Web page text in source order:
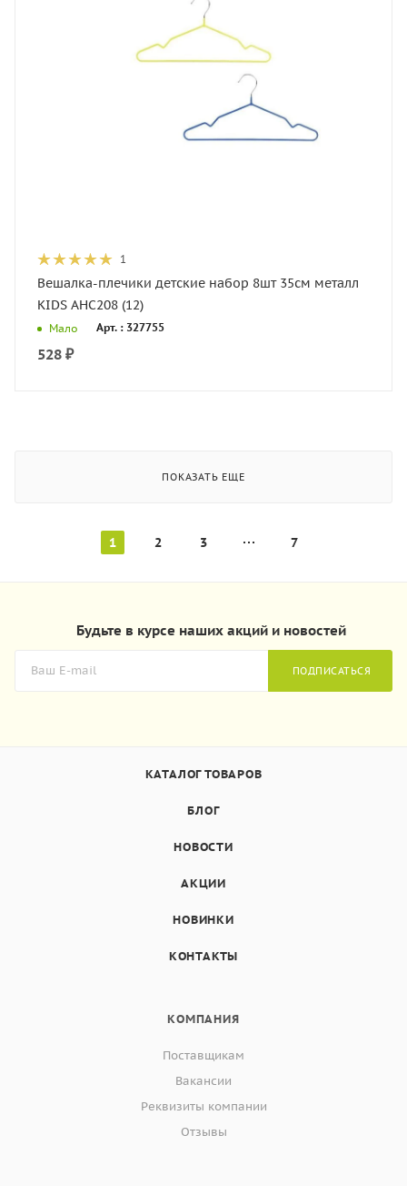
1
Вешалка-плечики детские набор 8шт 35см металл
KIDS AHC208 (12)
Мало Арт. : 327755
528 ₽
ПОКАЗАТЬ ЕЩЕ
1 2 3 7
Будьте в курсе наших акций и новостей
ПОДПИСАТЬСЯ
КАТАЛОГ ТОВАРОВ
БЛОГ
НОВОСТИ
АКЦИИ
НОВИНКИ
КОНТАКТЫ
КОМПАНИЯ
Поставщикам
Вакансии
Реквизиты компании
Отзывы